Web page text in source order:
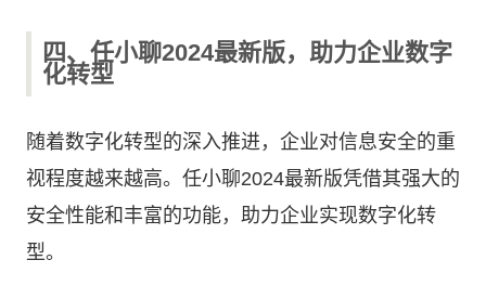
四、任小聊2024最新版，助力企业数字
化转型
随着数字化转型的深入推进，企业对信息安全的重
视程度越来越高。任小聊2024最新版凭借其强大的
安全性能和丰富的功能，助力企业实现数字化转
型。